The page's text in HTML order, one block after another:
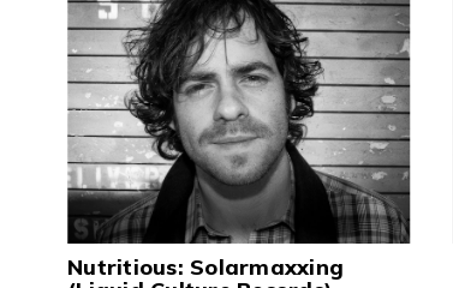
Nutritious: Solarmaxxing